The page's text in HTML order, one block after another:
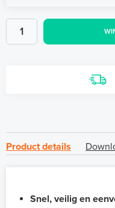
Product details
Snel, veilig en